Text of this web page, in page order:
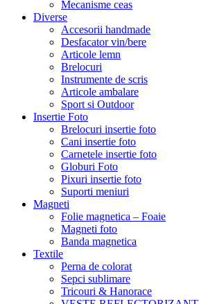
Mecanisme ceas
Diverse
Accesorii handmade
Desfacator vin/bere
Articole lemn
Brelocuri
Instrumente de scris
Articole ambalare
Sport si Outdoor
Insertie Foto
Brelocuri insertie foto
Cani insertie foto
Carnetele insertie foto
Globuri Foto
Pixuri insertie foto
Suporti meniuri
Magneti
Folie magnetica – Foaie
Magneti foto
Banda magnetica
Textile
Perna de colorat
Sepci sublimare
Tricouri & Hanorace